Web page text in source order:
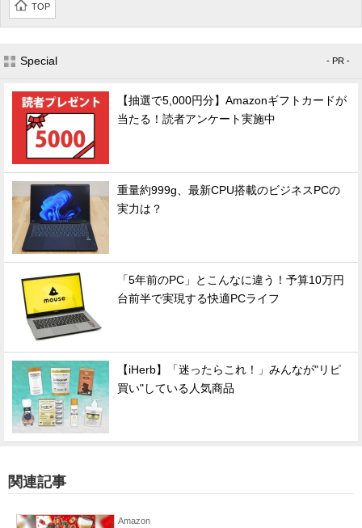
TOP
Special - PR -
【抽選で5,000円分】Amazonギフトカードが
当たる！読者アンケート実施中
重量約999g、最新CPU搭載のビジネスPCの
実力は？
「5年前のPC」とこんなに違う！予算10万円
台前半で実現する快適PCライフ
【iHerb】「迷ったらこれ！」みんなが"リピ
買い"している人気商品
関連記事
Amazon